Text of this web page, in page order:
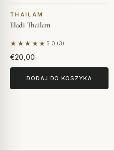
THAILAM
Eladi Thailam
★★★★★ 5.0 (3)
Na podstawie 3 opinii
€20,00
DODAJ DO KOSZYKA